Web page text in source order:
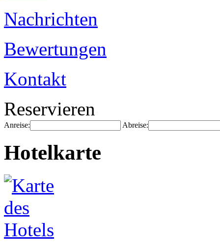
Nachrichten
Bewertungen
Kontakt
Reservieren
Anreise: Abreise:
Hotelkarte